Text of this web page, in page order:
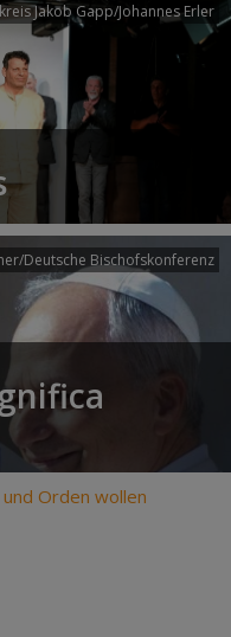
Jakob Gapp/Johannes Erler
Deutsche Bischofskonferenz
Orden wollen